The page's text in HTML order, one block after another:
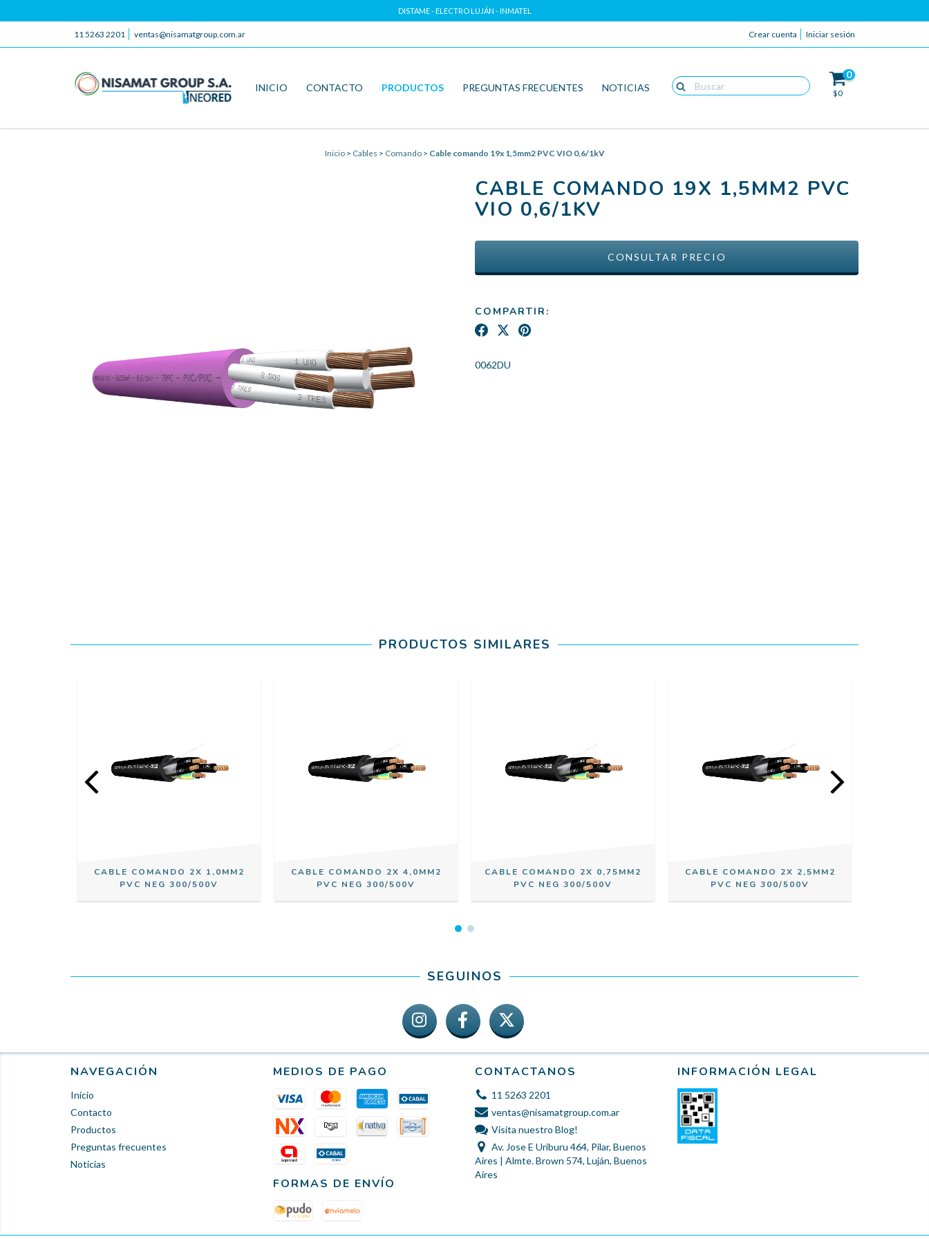
DISTAME - ELECTRO LUJÁN - INMATEL
11 5263 2201 ventas@nisamatgroup.com.ar Crear cuenta Iniciar sesión
INICIO CONTACTO PRODUCTOS PREGUNTAS FRECUENTES NOTICIAS
0
$0
Inicio > Cables > Comando > Cable comando 19x 1,5mm2 PVC VIO 0,6/1kV
CABLE COMANDO 19X 1,5MM2 PVC
VIO 0,6/1KV
COMPARTIR:
0062DU
PRODUCTOS SIMILARES
CABLE COMANDO 2X 1,0MM2
PVC NEG 300/500V
CABLE COMANDO 2X 4,0MM2
PVC NEG 300/500V
CABLE COMANDO 2X 0,75MM2
PVC NEG 300/500V
CABLE COMANDO 2X 2,5MM2
PVC NEG 300/500V
SEGUINOS
NAVEGACIÓN
Inicio
Contacto
Productos
Preguntas frecuentes
Noticias
MEDIOS DE PAGO
FORMAS DE ENVÍO
CONTACTANOS
11 5263 2201
ventas@nisamatgroup.com.ar
Visita nuestro Blog!
Av. Jose E Uriburu 464, Pilar, Buenos
Aires | Almte. Brown 574, Luján, Buenos
Aires
INFORMACIÓN LEGAL